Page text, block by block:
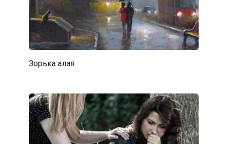
Зорька алая